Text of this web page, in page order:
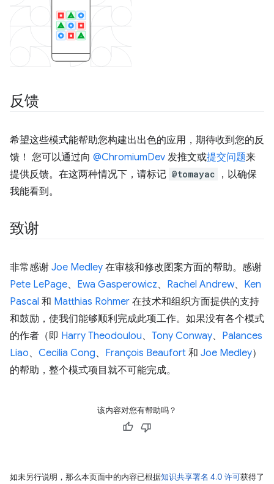
反馈
希望这些模式能帮助您构建出出色的应用，期待收到您的反
馈！ 您可以通过向 @ChromiumDev 发推文或提交问题来
提供反馈。在这两种情况下，请标记 @tomayac
，以确保
我能看到。
致谢
非常感谢 Joe Medley 在审核和修改图案方面的帮助。感谢
Pete LePage、 Ewa Gasperowicz、 Rachel Andrew、 Ken
Pascal 和 Matthias Rohmer 在技术和组织方面提供的支持
和鼓励，使我们能够顺利完成此项工作。如果没有各个模式
的作者（即 Harry Theodoulou、 Tony Conway、 Palances
Liao、 Cecilia Cong、 François Beaufort 和 Joe Medley）
的帮助，整个模式项目就不可能完成。
该内容对您有帮助吗？
如未另行说明，那么本页面中的内容已根据知识共享署名 4.0 许可获得了